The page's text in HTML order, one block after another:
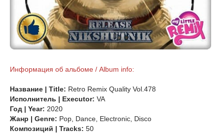
Информация об альбоме / Album info:
Название | Title: Retro Remix Quality Vol.478
Исполнитель | Executor: VA
Год | Year: 2020
Жанр | Genre: Pop, Dance, Electronic, Disco
Композиций | Tracks: 50